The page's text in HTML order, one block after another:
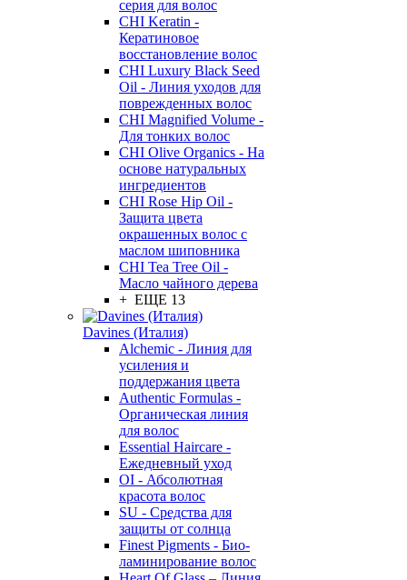
серия для волос
CHI Keratin -
Кератиновое
восстановление волос
CHI Luxury Black Seed
Oil - Линия уходов для
поврежденных волос
CHI Magnified Volume -
Для тонких волос
CHI Olive Organics - На
основе натуральных
ингредиентов
CHI Rose Hip Oil -
Защита цвета
окрашенных волос с
маслом шиповника
CHI Tea Tree Oil -
Масло чайного дерева
+ ЕЩЕ 13
Davines (Италия)
Alchemic - Линия для
усиления и
поддержания цвета
Authentic Formulas -
Органическая линия
для волос
Essential Haircare -
Eжедневный уход
OI - Абсолютная
красота волос
SU - Средства для
защиты от солнца
Finest Pigments - Био-
ламинирование волос